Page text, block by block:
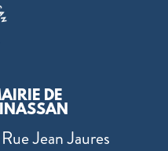
DE
Jean Jaures